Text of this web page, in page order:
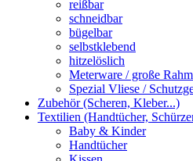
reißbar
schneidbar
bügelbar
selbstklebend
hitzelöslich
Meterware / große
Spezial Vliese /
Zubehör (Scheren, Kleber...)
Textilien (Handtücher,
Baby & Kinder
Handtücher